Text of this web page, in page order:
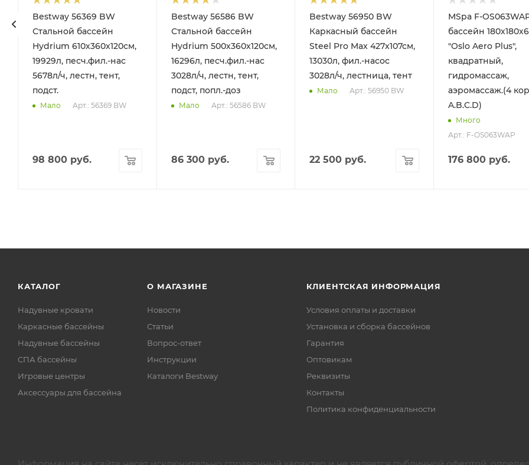
Bestway 56369 BW
Стальной бассейн
Hydrium 610х360х120см,
19929л, песч.фил.-нас
5678л/ч, лестн, тент,
подст.
Мало Арт.: 56369 BW
98 800руб.
Bestway 56586 BW
Стальной бассейн
Hydrium 500х360х120см,
16296л, песч.фил.-нас
3028л/ч, лестн, тент,
подст, попл.-доз
Мало Арт.: 56586 BW
86 300руб.
Bestway 56950 BW
Каркасный бассейн
Steel Pro Max 427х107см,
13030л, фил.-насос
3028л/ч, лестница, тент
Мало Арт.: 56950 BW
22 500 руб.
MSpa F-
бассейн
"Oslo Aero Plus",
квадратный,
гидромассаж,
аэромассаж.(4
A.B.C.D)
Много
Арт.: F-OS063WAP
176 800 руб.
КАТАЛОГ
Надувные кровати
Каркасные бассейны
Надувные бассейны
СПА бассейны
Игровые центры
Аксессуары для бассейна
О МАГАЗИНЕ
Новости
Статьи
Вопрос-ответ
Инструкции
Каталоги Bestway
КЛИЕНТСКАЯ ИНФОРМАЦИЯ
Условия оплаты и доставки
Установка и сборка бассейнов
Гарантия
Оптовикам
Реквизиты
Контакты
Политика конфиденциальности